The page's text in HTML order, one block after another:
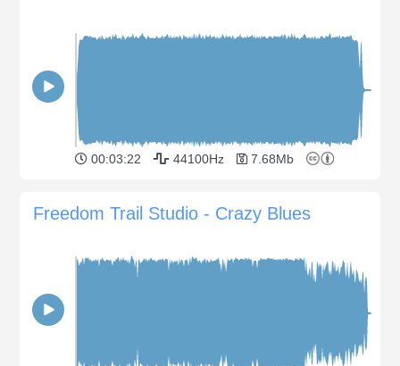
00:03:22 44100Hz 7.68Mb
Freedom Trail Studio - Crazy Blues